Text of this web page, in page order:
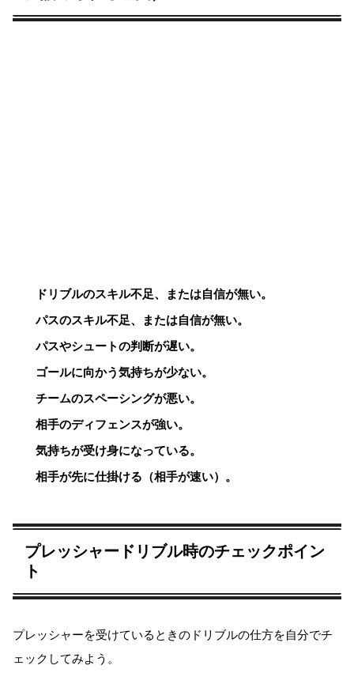
ドリブルのスキル不足、または自信が無い。
パスのスキル不足、または自信が無い。
パスやシュートの判断が遅い。
ゴールに向かう気持ちが少ない。
チームのスペーシングが悪い。
相手のディフェンスが強い。
気持ちが受け身になっている。
相手が先に仕掛ける（相手が速い）。
プレッシャードリブル時のチェックポイン
ト
プレッシャーを受けているときのドリブルの仕方を自分でチ
ェックしてみよう。